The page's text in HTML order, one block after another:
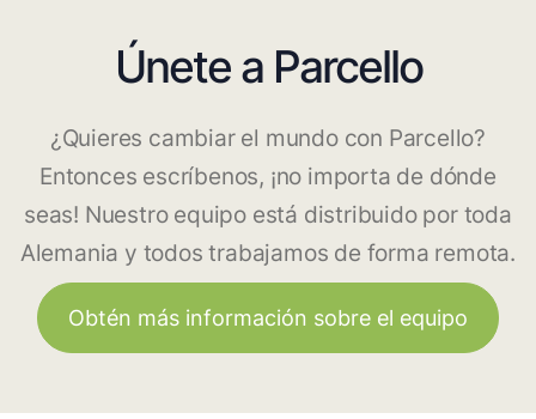
Únete a Parcello
¿Quieres cambiar el mundo con Parcello?
Entonces escríbenos, ¡no importa de dónde
seas! Nuestro equipo está distribuido por toda
Alemania y todos trabajamos de forma remota.
Obtén más información sobre el equipo